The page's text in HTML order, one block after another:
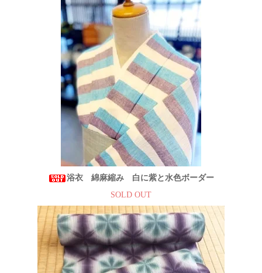
浴衣 綿麻縮み 白に紫と水色ボーダー
SOLD OUT